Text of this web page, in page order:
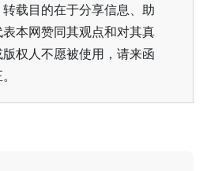
载目的在于分享信息、助
本网赞同其观点和对其真
权人不愿被使用，请来函